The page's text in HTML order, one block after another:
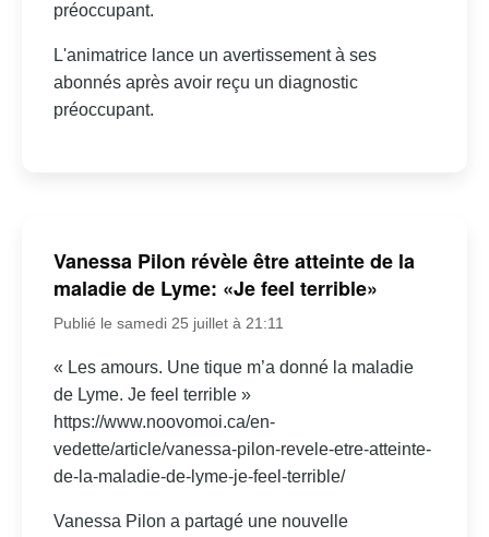
préoccupant.
L'animatrice lance un avertissement à ses
abonnés après avoir reçu un diagnostic
préoccupant.
Vanessa Pilon révèle être atteinte de la
maladie de Lyme: «Je feel terrible»
Publié le samedi 25 juillet à 21:11
« Les amours. Une tique m’a donné la maladie
de Lyme. Je feel terrible »
https://www.noovomoi.ca/en-
vedette/article/vanessa-pilon-revele-etre-atteinte-
de-la-maladie-de-lyme-je-feel-terrible/
Vanessa Pilon a partagé une nouvelle